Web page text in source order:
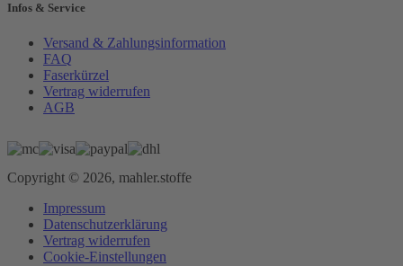
Infos & Service
Versand & Zahlungsinformation
FAQ
Faserkürzel
Vertrag widerrufen
AGB
Copyright © 2026, mahler.stoffe
Impressum
Datenschutzerklärung
Vertrag widerrufen
Cookie-Einstellungen